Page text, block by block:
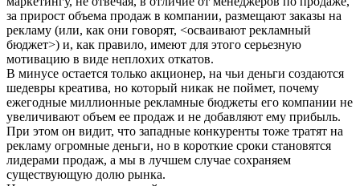
за прирост объема продаж в компании, размещают заказы на
рекламу (или, как они говорят, <осваивают рекламный
бюджет>) и, как правило, имеют для этого серьезную
мотивацию в виде неплохих откатов.
В минусе остается только акционер, на чьи деньги создаются
шедевры креатива, но который никак не поймет, почему
ежегодные миллионные рекламные бюджеты его компании не
увеличивают объем ее продаж и не добавляют ему прибыль.
При этом он видит, что западные конкуренты тоже тратят на
рекламу огромные деньги, но в короткие сроки становятся
лидерами продаж, а мы в лучшем случае сохраняем
существующую долю рынка.